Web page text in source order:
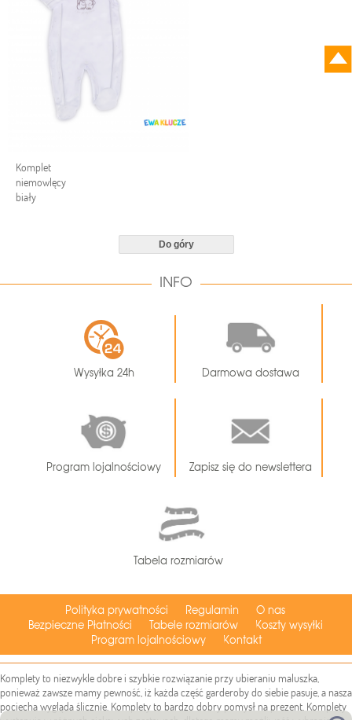
Komplet
niemowlęcy
biały
Do góry
INFO
Wysyłka 24h Darmowa dostawa
Program lojalnościowy Zapisz się do newslettera
Tabela rozmiarów
Polityka prywatności Regulamin
O nas
Bezpieczne Płatności
Tabele rozmiarów
Koszty wysyłki
Program lojalnościowy
Kontakt
Komplety to niezwykle dobre i szybkie rozwiązanie przy ubieraniu maluszka,
ponieważ zawsze mamy pewność, iż każda część garderoby do siebie pasuje, a nasza
pociecha wygląda ślicznie. Komplety to bardzo dobry pomysł na prezent. Komplety